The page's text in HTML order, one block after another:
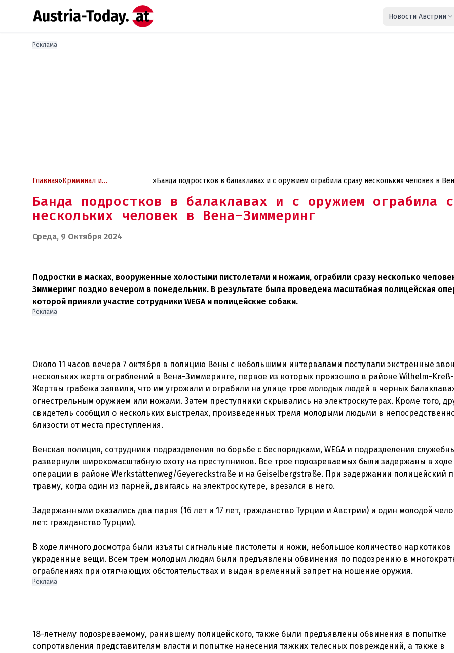
Новости Австрии
Реклама
Главная»Криминал и
»Банда подростков в балаклавах и с оружием ограбила сразу нескольких человек в
Банда подростков в балаклавах и с оружием ограбила
нескольких человек в Вена-Зиммеринг
Среда, 9 Октября 2024
Подростки в масках, вооруженные холостыми пистолетами и ножами, ограбили сразу несколько
Зиммеринг поздно вечером в понедельник. В результате была проведена масштабная полицейская
которой приняли участие сотрудники WEGA и полицейские собаки.
Реклама
Около 11 часов вечера 7 октября в полицию Вены с небольшими интервалами поступали экстренные
нескольких жертв ограблений в Вена-Зиммеринге, первое из которых произошло в районе Wilhelm-
Жертвы грабежа заявили, что им угрожали и ограбили на улице трое молодых людей в черных
огнестрельным оружием или ножами. Затем преступники скрывались на электроскутерах. Кроме того,
свидетель сообщил о нескольких выстрелах, произведенных тремя молодыми людьми в
близости от места преступления.
Венская полиция, сотрудники подразделения по борьбе с беспорядками, WEGA и подразделения
развернули широкомасштабную охоту на преступников. Все трое подозреваемых были задержаны в ходе
операции в районе Werkstättenweg/Geyereckstraße и на Geiselbergstraße. При задержании полицейский
травму, когда один из парней, двигаясь на электроскутере, врезался в него.
Задержанными оказались два парня (16 лет и 17 лет, гражданство Турции и Австрии) и один молодой
лет: гражданство Турции).
В ходе личного досмотра были изъяты сигнальные пистолеты и ножи, небольшое количество наркотиков
украденные вещи. Всем трем молодым людям были предъявлены обвинения по подозрению в
ограблениях при отягчающих обстоятельствах и выдан временный запрет на ношение оружия.
Реклама
18-летнему подозреваемому, ранившему полицейского, также были предъявлены обвинения в попытке
сопротивления представителям власти и попытке нанесения тяжких телесных повреждений, а также в